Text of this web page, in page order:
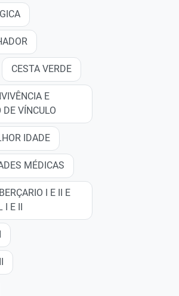
CESTA VERDE
E
DE VÍNCULO
IDADE
MÉDICAS
I E II E
E II